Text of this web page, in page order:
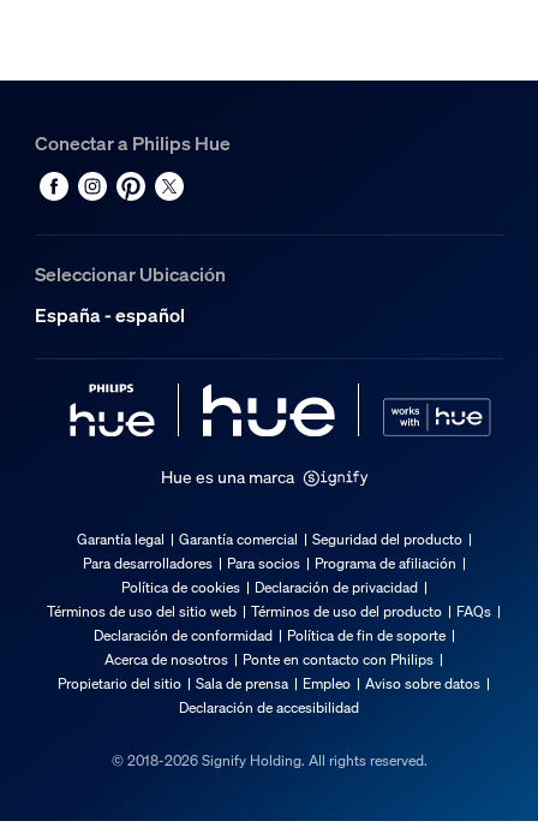
Conectar a Philips Hue
Seleccionar Ubicación
España - español
Hue es una marca
Garantía legal Garantía comercial
Seguridad del producto
Para desarrolladores
Para socios
Programa de afiliación
Política de cookies
Declaración de privacidad
Términos de uso del sitio web
Términos de uso del producto
FAQs
Declaración de conformidad
Política de fin de soporte
Acerca de nosotros
Ponte en contacto con Philips
Propietario del sitio
Sala de prensa Empleo
Aviso sobre datos
Declaración de accesibilidad
© 2018-2026 Signify Holding. All rights reserved.